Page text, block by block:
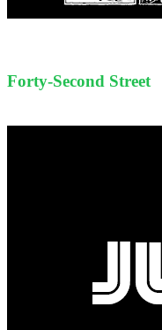
Forty-Second Street